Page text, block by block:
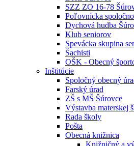
SZZ ZO 16-78
Poľovnícka
Dychová hudba
Klub seniorov
Spevácka skupina
Šachisti
OŠK - Obecný
Inštitúcie
Spoločný obecný
Farský úrad
ZŠ s MŠ Šúrovce
Výstavba materskej
Rada školy
Pošta
Obecná knižnica
Knižničný a